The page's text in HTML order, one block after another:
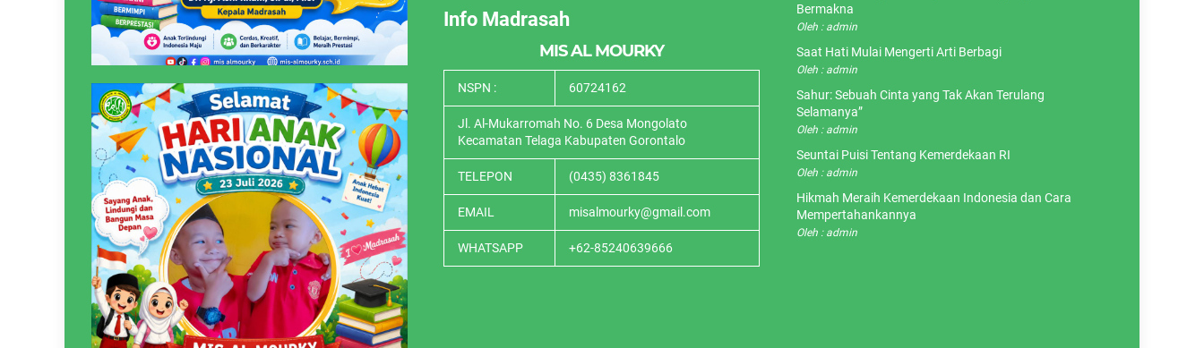
Info Madrasah
MIS AL MOURKY
NSPN : 60724162
Jl. Al-Mukarromah No. 6 Desa Mongolato
Kecamatan Telaga Kabupaten Gorontalo
TELEPON (0435) 8361845
EMAIL misalmourky@gmail.com
WHATSAPP +62-85240639666
Bermakna
Oleh : admin
Saat Hati Mulai Mengerti Arti Berbagi
Oleh : admin
Sahur: Sebuah Cinta yang Tak Akan Terulang
Selamanya”
Oleh : admin
Seuntai Puisi Tentang Kemerdekaan RI
Oleh : admin
Hikmah Meraih Kemerdekaan Indonesia dan Cara
Mempertahankannya
Oleh : admin